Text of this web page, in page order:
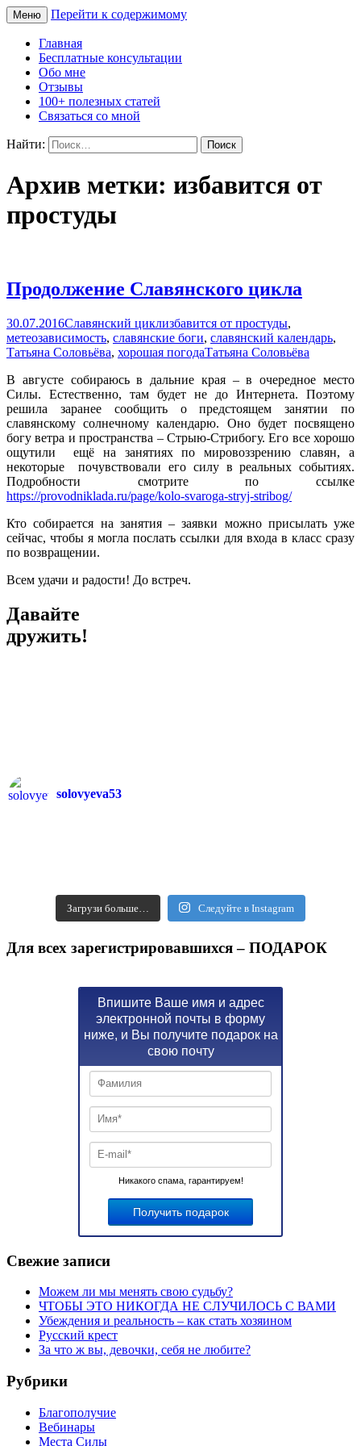
Свет Радости
Меню Перейти к содержимому
Главная
Бесплатные консультации
Обо мне
Отзывы
100+ полезных статей
Связаться со мной
Найти:
Архив метки: избавится от
простуды
Продолжение Славянского цикла
30.07.2016Славянский циклизбавится от простуды,
метеозависимость, славянские боги, славянский календарь,
Татьяна Соловьёва, хорошая погодаТатьяна Соловьёва
В августе собираюсь в дальние края – в очередное место
Силы. Естественно, там будет не до Интернета. Поэтому
решила заранее сообщить о предстоящем занятии по
славянскому солнечному календарю. Оно будет посвящено
богу ветра и пространства – Стрыю-Стрибогу. Его все хорошо
ощутили ещё на занятиях по мировоззрению славян, а
некоторые почувствовали его силу в реальных событиях.
Подробности смотрите по ссылке
https://provodniklada.ru/page/kolo-svaroga-stryj-stribog/
Кто собирается на занятия – заявки можно присылать уже
сейчас, чтобы я могла послать ссылки для входа в класс сразу
по возвращении.
Всем удачи и радости! До встреч.
Давайте
дружить!
solovyeva53
Загрузи больше… Следуйте в Instagram
Для всех зарегистрировавшихся – ПОДАРОК
Впишите Ваше имя и адрес
электронной почты в форму
ниже, и Вы получите подарок на
свою почту
Никакого спама, гарантируем!
Свежие записи
Можем ли мы менять свою судьбу?
ЧТОБЫ ЭТО НИКОГДА НЕ СЛУЧИЛОСЬ С ВАМИ
Убеждения и реальность – как стать хозяином
Русский крест
За что ж вы, девочки, себя не любите?
Рубрики
Благополучие
Вебинары
Места Силы